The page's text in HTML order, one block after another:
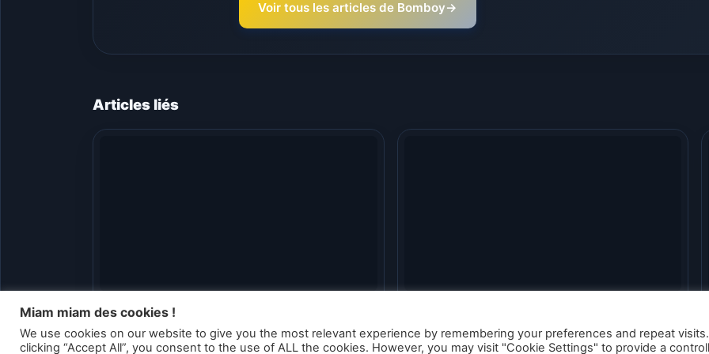
Voir tous les articles de Bomboy→
Articles liés
Kerbal Space Program 2 – La mise à jour
« Pour la Science ! » est désormais
disponible
trailer explosif et constructif
Miam miam des cookies !
We use cookies on our website to give you the most relevant experience by remembering your preferences and repeat
clicking “Accept All”, you consent to the use of ALL the cookies. However, you may visit "Cookie Settings" to provide a